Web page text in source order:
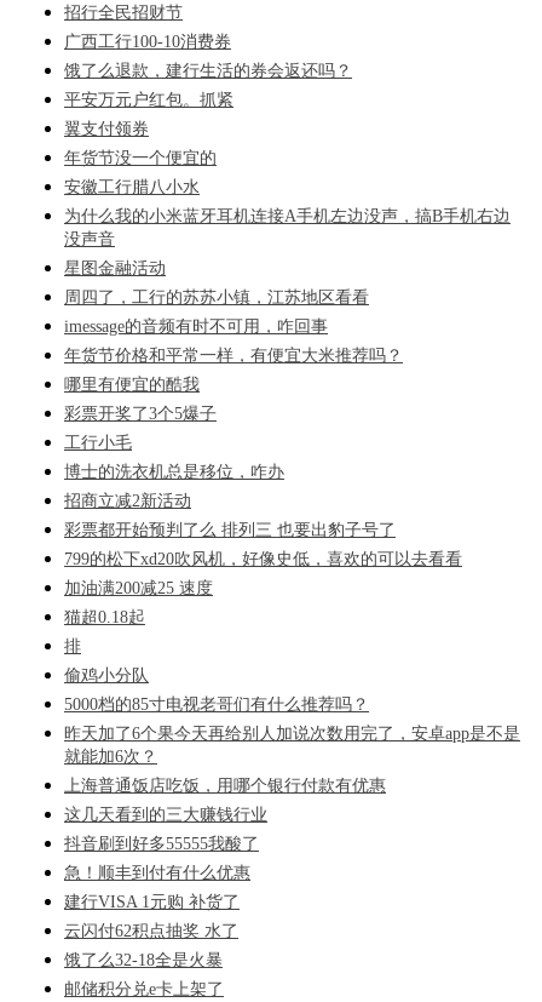
招行全民招财节
广西工行100-10消费券
饿了么退款，建行生活的券会返还吗？
平安万元户红包。抓紧
翼支付领券
年货节没一个便宜的
安徽工行腊八小水
为什么我的小米蓝牙耳机连接A手机左边没声，搞B手机右边
没声音
星图金融活动
周四了，工行的苏苏小镇，江苏地区看看
imessage的音频有时不可用，咋回事
年货节价格和平常一样，有便宜大米推荐吗？
哪里有便宜的酷我
彩票开奖了3个5爆子
工行小毛
博士的洗衣机总是移位，咋办
招商立减2新活动
彩票都开始预判了么 排列三 也要出豹子号了
799的松下xd20吹风机，好像史低，喜欢的可以去看看
加油满200减25 速度
猫超0.18起
排
偷鸡小分队
5000档的85寸电视老哥们有什么推荐吗？
昨天加了6个果今天再给别人加说次数用完了，安卓app是不是
就能加6次？
上海普通饭店吃饭，用哪个银行付款有优惠
这几天看到的三大赚钱行业
抖音刷到好多55555我酸了
急！顺丰到付有什么优惠
建行VISA 1元购 补货了
云闪付62积点抽奖 水了
饿了么32-18全是火暴
邮储积分兑e卡上架了